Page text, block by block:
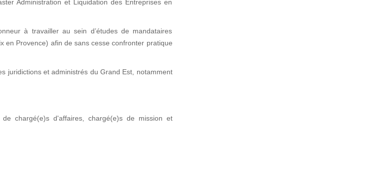
Administration et Liquidation des Entreprises en
à travailler au sein d’études de mandataires
en Provence) afin de sans cesse confronter pratique
juridictions et administrés du Grand Est, notamment
chargé(e)s d'affaires, chargé(e)s de mission et